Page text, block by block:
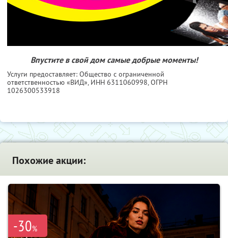
Впустите в свой дом самые добрые моменты!
Услуги предоставляет: Общество с ограниченной
ответственностью «ВИД», ИНН 6311060998, ОГРН
1026300533918
Похожие акции:
-30%